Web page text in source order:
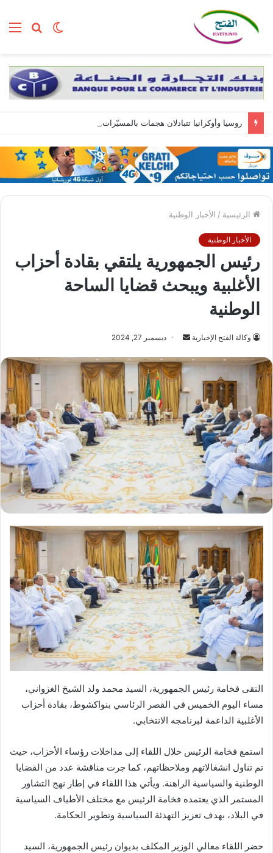
بحث الوضع
الرئيسية / الأخبار الوطنية
الأخبار الوطنية
رئيس الجمهورية يلتقي بقادة أحزاب
الأغلبية ويبحث قضايا الساحة
الوطنية
وكالة الفتح الإخبارية
أرسل
إلكترونيا
ديسمبر 27, 2024
التقى فخامة رئيس الجمهورية، السيد محمد ولد الشيخ الغزواني،
مساء اليوم الخميس في القصر الرئاسي بنواكشوط، بقادة أحزاب
الأغلبية الداعمة لبرنامجه الانتخابي.
استمع فخامة الرئيس خلال اللقاء إلى مداخلات رؤساء الأحزاب، حيث
تم تناول انشغالاتهم وملاحظاتهم، كما جرت مناقشة عدد من القضايا
الوطنية والسياسية الراهنة. ويأتي هذا اللقاء في إطار نهج التشاور
المستمر الذي يعتمده فخامة الرئيس مع مختلف الأطياف السياسية
في البلاد، بهدف تعزيز التهدئة السياسية وتطوير الحكامة.
حضر اللقاء معالي الوزير المكلف بديوان رئيس الجمهورية، السيد